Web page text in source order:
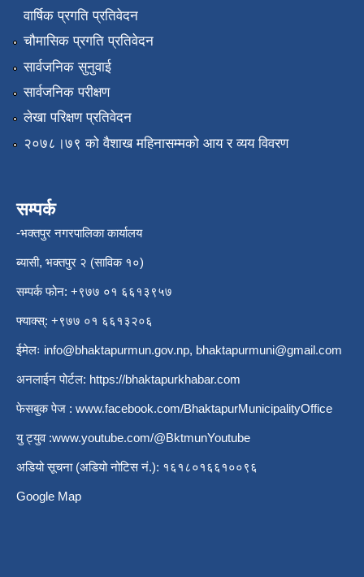
वार्षिक प्रगति प्रतिवेदन
चौमासिक प्रगति प्रतिवेदन
सार्वजनिक सुनुवाई
सार्वजनिक परीक्षण
लेखा परिक्षण प्रतिवेदन
२०७८।७९ को वैशाख महिनासम्मको आय र व्यय विवरण
सम्पर्क
-भक्तपुर नगरपालिका कार्यालय
ब्यासी, भक्तपुर २ (साविक १०)
सम्पर्क फोन: +९७७ ०१ ६६१३९५७
फ्याक्स्: +९७७ ०१ ६६१३२०६
ईमेलः info@bhaktapurmun.gov.np, bhaktapurmuni@gmail.com
अनलाईन पोर्टल: https://bhaktapurkhabar.com
फेसबुक पेज : www.facebook.com/BhaktapurMunicipalityOffice
यु ट्युव :www.youtube.com/@BktmunYoutube
अडियो सूचना (अडियो नोटिस नं.): १६१८०१६६१००९६
Google Map